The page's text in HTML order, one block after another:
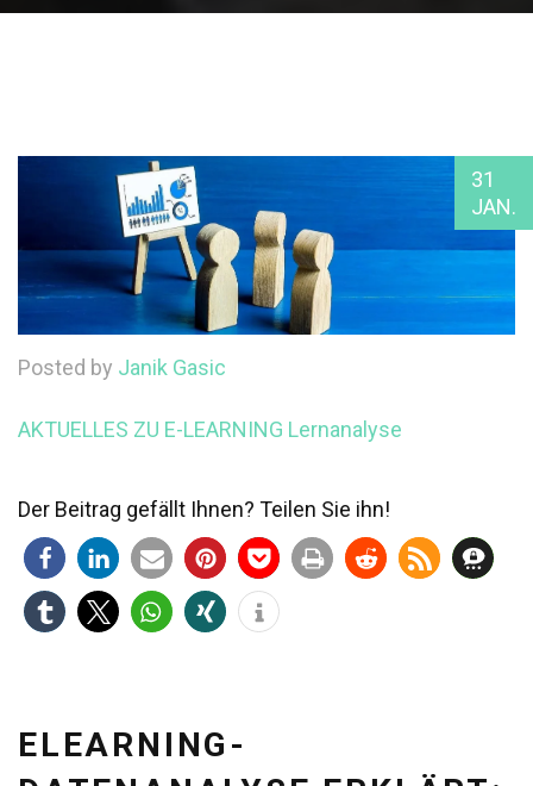
31
JAN.
Posted by Janik Gasic
AKTUELLES ZU E-LEARNING Lernanalyse
Der Beitrag gefällt Ihnen? Teilen Sie ihn!
ELEARNING-